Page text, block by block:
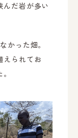
んだ岩が多い
かった畑。
えられてお